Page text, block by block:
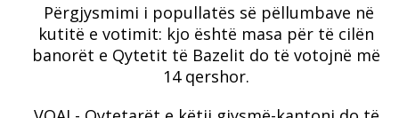
Përgjysmimi i popullatës së pëllumbave në
kutitë e votimit: kjo është masa për të cilën
banorët e Qytetit të Bazelit do të votojnë më
14 qershor.